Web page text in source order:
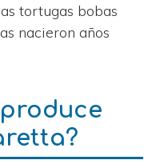
tortugas bobas
nacieron años